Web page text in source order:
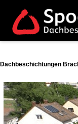
Dachbeschichtungen